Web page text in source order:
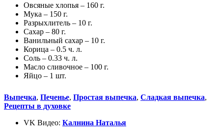
Овсяные хлопья – 160 г.
Мука – 150 г.
Разрыхлитель – 10 г.
Сахар – 80 г.
Ванильный сахар – 10 г.
Корица – 0.5 ч. л.
Соль – 0.33 ч. л.
Масло сливочное – 100 г.
Яйцо – 1 шт.
Выпечка, Печенье, Простая выпечка, Сладкая выпечка,
Рецепты в духовке
VK Видео: Калнина Наталья